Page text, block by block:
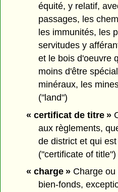
équité, y relatif,
passages, les
les immunités, les
servitudes y
et le bois d'oeuvre
moins d'être
minéraux, les
("land")
« certificat de titre »
aux règlements,
de district et qui
("certificate of title")
« charge »Charge ou
bien-fonds,